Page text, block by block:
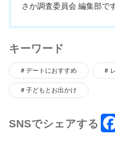
さか調査委員会 編集部です
キーワード
デートにおすすめ
子どもとお出かけ
SNSでシェアする